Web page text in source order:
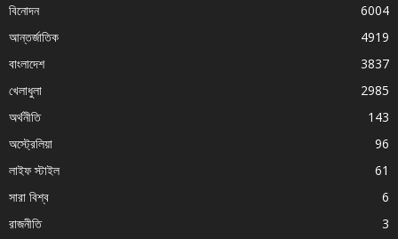
বিনোদন
6004
আন্তর্জাতিক
4919
বাংলাদেশ
3837
খেলাধুলা
2985
অর্থনীতি
143
অস্ট্রেলিয়া
96
লাইফ স্টাইল
61
সারা বিশ্ব
6
রাজনীতি
3